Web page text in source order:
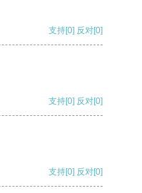
支持[0] 反对[0]
支持[0] 反对[0]
支持[0] 反对[0]